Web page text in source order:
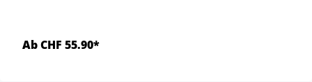
Ab CHF 55.90*